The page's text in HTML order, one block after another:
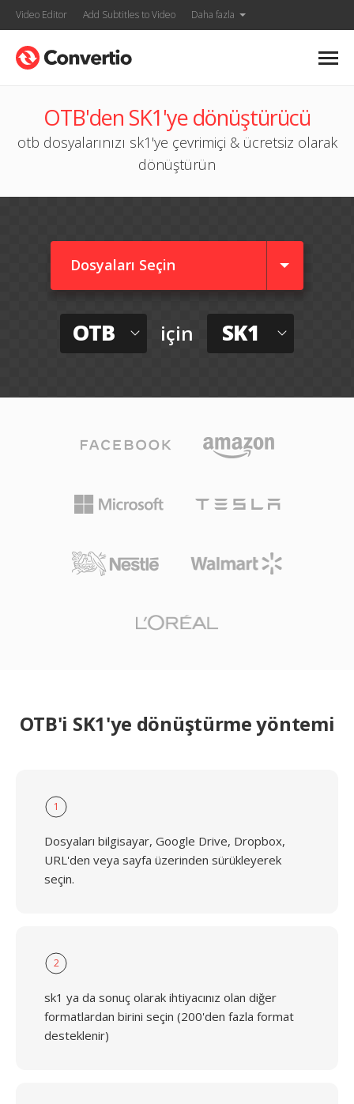
Video Editor Add Subtitles to Video Daha fazla
OTB'den SK1'ye dönüştürücü
otb dosyalarınızı sk1'ye çevrimiçi & ücretsiz olarak
dönüştürün
Dosyaları Seçin
OTB için SK1
OTB'i SK1'ye dönüştürme yöntemi
1
Dosyaları bilgisayar, Google Drive, Dropbox,
URL'den veya sayfa üzerinden sürükleyerek
seçin.
2
sk1 ya da sonuç olarak ihtiyacınız olan diğer
formatlardan birini seçin (200'den fazla format
desteklenir)